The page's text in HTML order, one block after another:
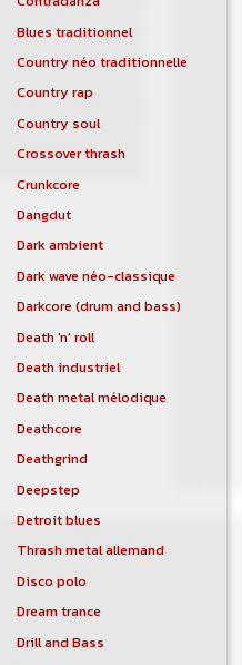
Blues traditionnel
Country néo traditionnelle
Country rap
Country soul
Crossover thrash
Crunkcore
Dangdut
Dark ambient
Dark wave néo-classique
Darkcore (drum and bass)
Death 'n' roll
Death industriel
Death metal mélodique
Deathcore
Deathgrind
Deepstep
Detroit blues
Thrash metal allemand
Disco polo
Dream trance
Drill and Bass